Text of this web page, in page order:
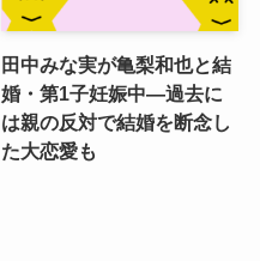
田中みな実が亀梨和也と結
婚・第1子妊娠中―過去に
は親の反対で結婚を断念し
た大恋愛も